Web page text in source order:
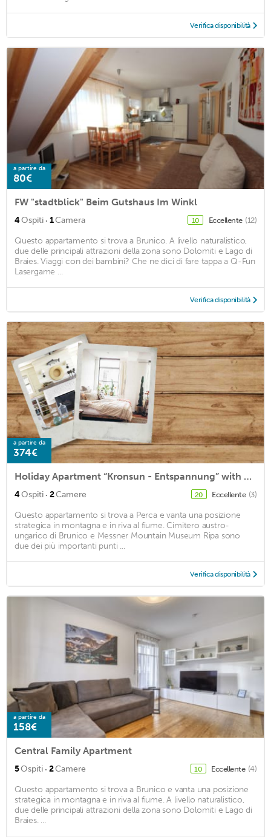
Verifica disponibilità
a partire da
80€
FW "stadtblick" Beim Gutshaus Im Winkl
4Ospiti · 1Camera 10 Eccellente (12)
Questo appartamento si trova a Brunico. A livello naturalistico,
due delle principali attrazioni della zona sono Dolomiti e Lago di
Braies. Viaggi con dei bambini? Che ne dici di fare tappa a Q-Fun
Lasergame ...
Verifica disponibilità
a partire da
374€
Holiday Apartment “Kronsun - Entspannung” with Mountain View, Wi-Fi, Balcony & Garden
4Ospiti · 2Camere 20 Eccellente (3)
Questo appartamento si trova a Perca e vanta una posizione
strategica in montagna e in riva al fiume. Cimitero austro-
ungarico di Brunico e Messner Mountain Museum Ripa sono
due dei più importanti punti ...
Verifica disponibilità
a partire da
158€
Central Family Apartment
5Ospiti · 2Camere 10 Eccellente (4)
Questo appartamento si trova a Brunico e vanta una posizione
strategica in montagna e in riva al fiume. A livello naturalistico,
due delle principali attrazioni della zona sono Dolomiti e Lago di
Braies. ...